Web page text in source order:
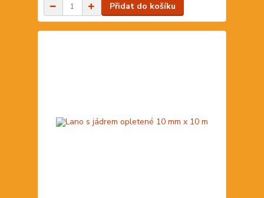
Přidat do košíku